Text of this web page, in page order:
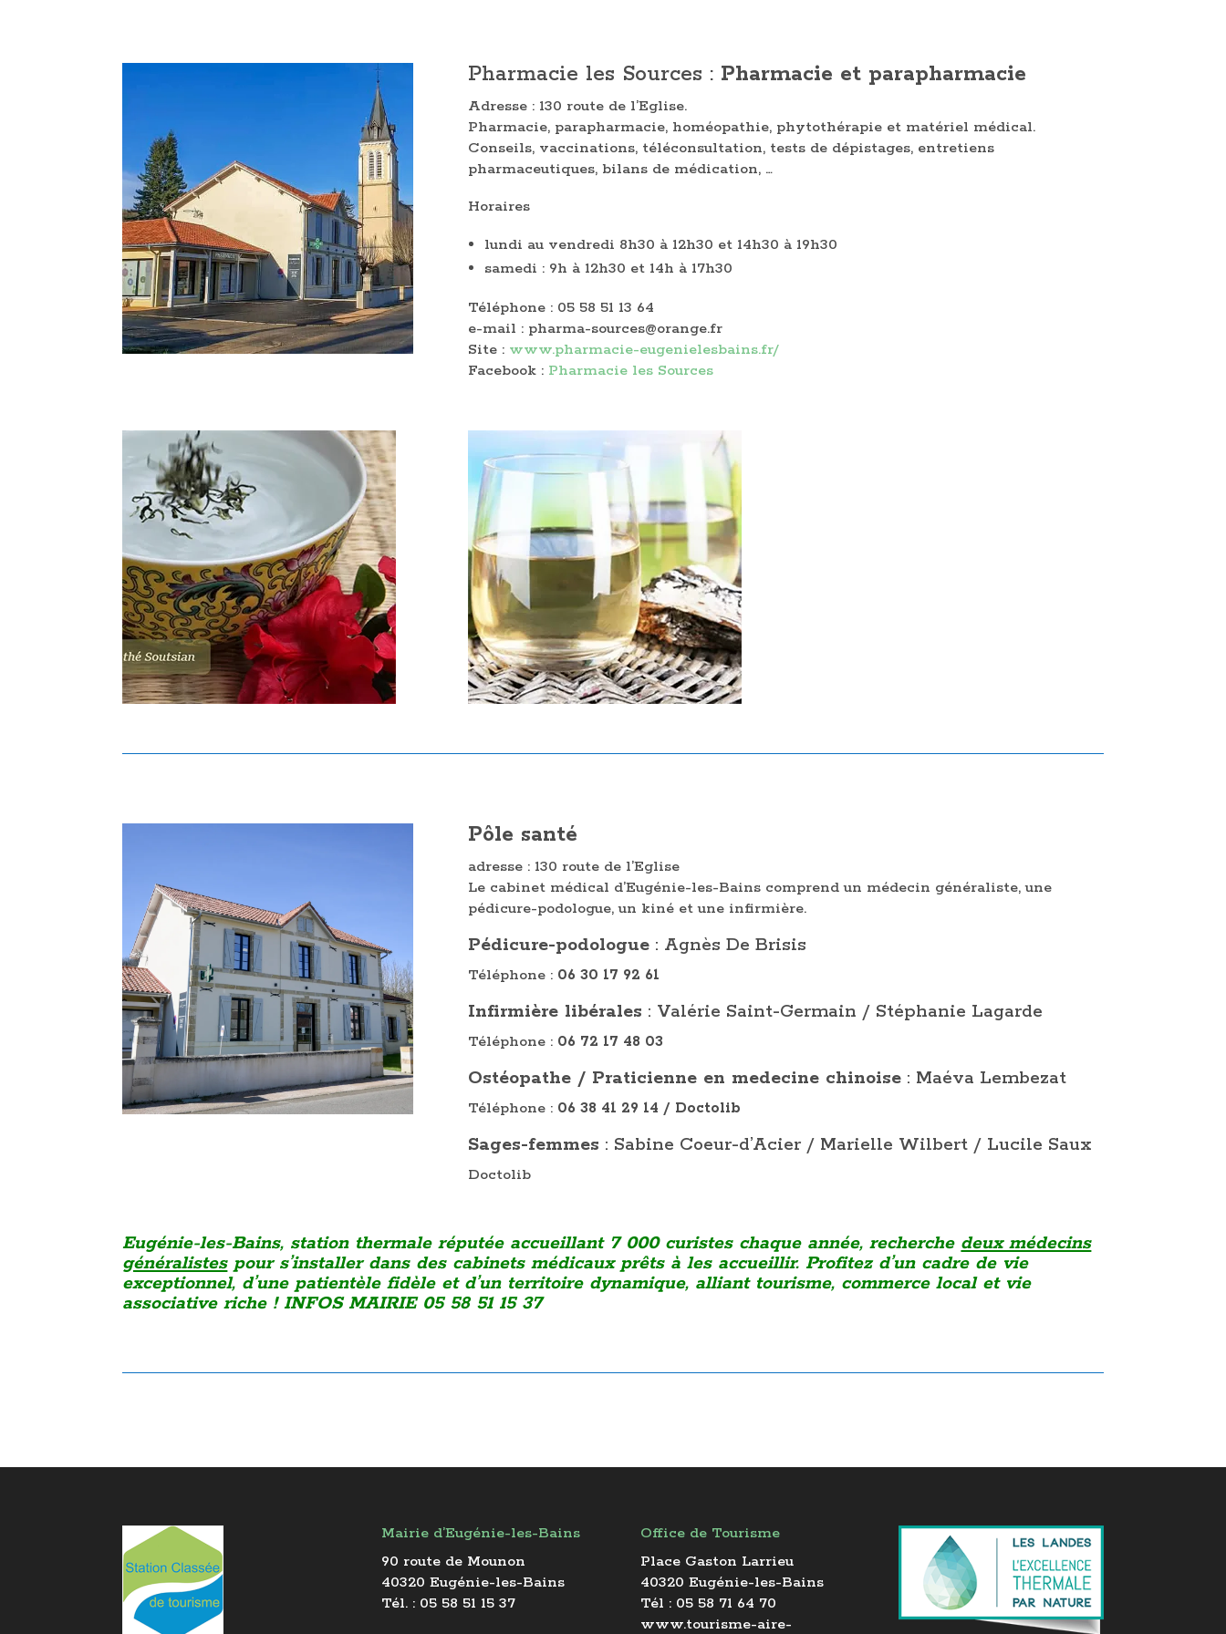
Pharmacie les Sources : Pharmacie et parapharmacie
Adresse : 130 route de l’Eglise.
Pharmacie, parapharmacie, homéopathie, phytothérapie et matériel médical.
Conseils, vaccinations, téléconsultation, tests de dépistages, entretiens
pharmaceutiques, bilans de médication, …
Horaires
lundi au vendredi 8h30 à 12h30 et 14h30 à 19h30
samedi : 9h à 12h30 et 14h à 17h30
Téléphone : 05 58 51 13 64
e-mail : pharma-sources@orange.fr
Site : www.pharmacie-eugenielesbains.fr/
Facebook : Pharmacie les Sources
Pôle santé
adresse : 130 route de l’Eglise
Le cabinet médical d’Eugénie-les-Bains comprend un médecin généraliste, une
pédicure-podologue, un kiné et une infirmière.
Pédicure-podologue: Agnès De Brisis
Téléphone : 06 30 17 92 61
Infirmière libérales : Valérie Saint-Germain / Stéphanie Lagarde
Téléphone : 06 72 17 48 03
Ostéopathe / Praticienne en medecine chinoise: Maéva Lembezat
Téléphone : 06 38 41 29 14 / Doctolib
Sages-femmes : Sabine Coeur-d’Acier / Marielle Wilbert / Lucile Saux
Doctolib
Eugénie-les-Bains, station thermale réputée accueillant 7 000 curistes chaque année, recherche deux médecins
généralistespour s’installer dans des cabinets médicaux prêts à les accueillir. Profitez d’un cadre de vie
exceptionnel, d’une patientèle fidèle et d’un territoire dynamique, alliant tourisme, commerce local et vie
associative riche ! INFOS MAIRIE 05 58 51 15 37
Mairie d’Eugénie-les-Bains
90 route de Mounon
40320 Eugénie-les-Bains
Tél. : 05 58 51 15 37
Office de Tourisme
Place Gaston Larrieu
40320 Eugénie-les-Bains
Tél : 05 58 71 64 70
www.tourisme-aire-